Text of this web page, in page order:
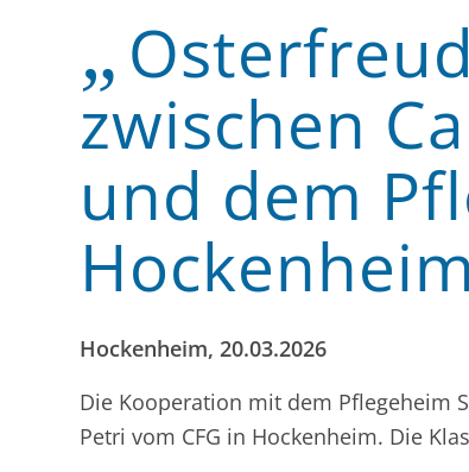
„
zwischen
und dem
Hockenheim
Hockenheim, 20.03.2026
Die Kooperation mit dem Pflegeheim
Petri vom CFG in Hockenheim. Die